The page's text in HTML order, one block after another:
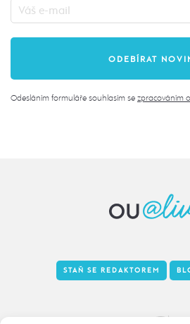
Odesláním formuláře souhlasím se zpracováním
STAŇ SE REDAKTOREM